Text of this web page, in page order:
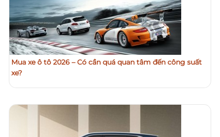
Mua xe ô tô 2026 – Có cần quá quan tâm đến công suất
xe?